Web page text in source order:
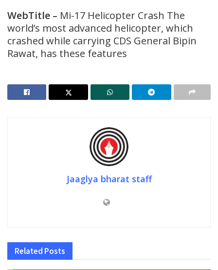
WebTitle – Mi-17 Helicopter Crash The
world’s most advanced helicopter, which
crashed while carrying CDS General Bipin
Rawat, has these features
Jaaglya bharat staff
Related Posts